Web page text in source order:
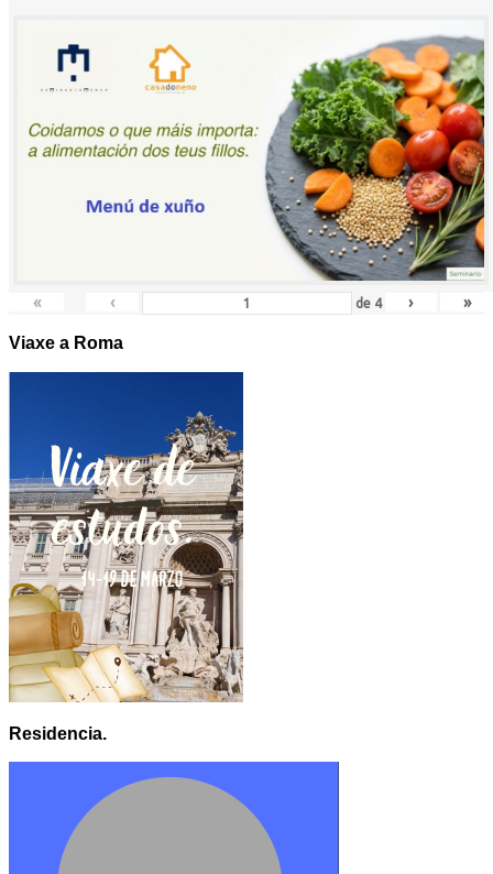
« ‹ de 4 › »
Viaxe a Roma
Residencia.